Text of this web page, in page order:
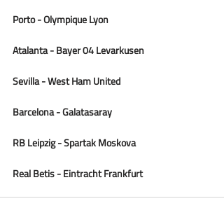
Porto - Olympique Lyon
Atalanta - Bayer 04 Levarkusen
Sevilla - West Ham United
Barcelona - Galatasaray
RB Leipzig - Spartak Moskova
Real Betis - Eintracht Frankfurt